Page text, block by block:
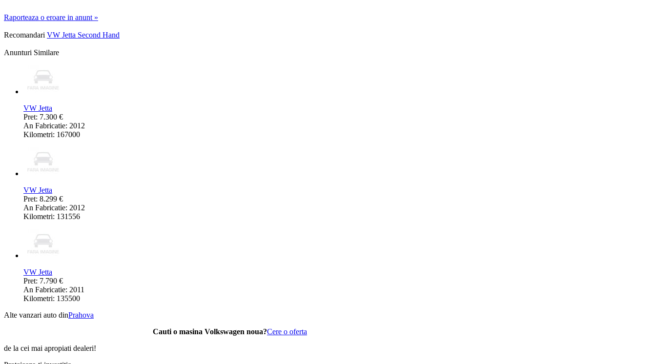
Raporteaza o eroare in anunt »
Recomandari VW Jetta Second Hand
Anunturi Similare
VW Jetta
Pret: 7.300 €
An Fabricatie: 2012
Kilometri: 167000
VW Jetta
Pret: 8.299 €
An Fabricatie: 2012
Kilometri: 131556
VW Jetta
Pret: 7.790 €
An Fabricatie: 2011
Kilometri: 135500
Alte vanzari auto dinPrahova
Cauti o masina Volkswagen noua?Cere o oferta
de la cei mai apropiati dealeri!